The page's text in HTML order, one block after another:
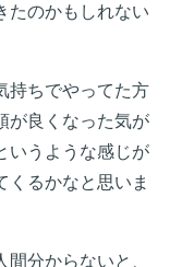
たのかもしれない
持ちでやってた方
が良くなった気が
いうような感じが
くるかなと思いま
分からないと、